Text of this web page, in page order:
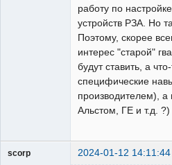
работу по
устройств РЗА. Но
Поэтому, скорее
интерес "старой"
будут ставить, а
специфические
производителем), а
Альстом, ГЕ и т.д. ?)
scorp 2024-01-12 14:11:44